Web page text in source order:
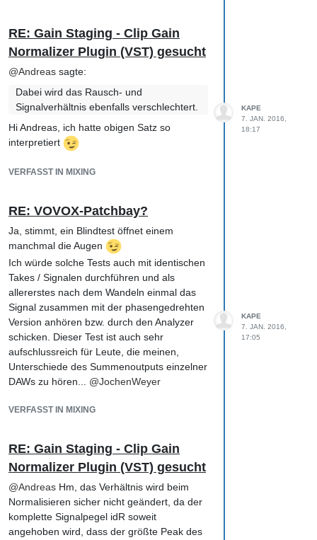
finde ich den stetigen Vergleich mit gut
gemasterten Referenztracks unabdingbar,
um sich im gewissen Rahmen am Genre-
orientieren. Aber gute Musik lebt halt auch
von der Dynamik, so dass sich der
Abwärtstrend zu sinnvollen Crestwerten von
ca 7-8 mehr und mehr durchsetzt. Es
Medium/Plattform gemastert werden soll, da
Auf dem Mixbus versuche ich hinter dem
Bus-Kompressor bei -3 Peak zu landen,
damit für das Mastering noch Luft ist. Lauter
machen kann man dann immer noch, wobei
Lautheit mMn auch sehr von der
Wahrnehmung abhängt und viele Tracks mit
geringerem Crest von zB 5 leiser wirken als
andere mit zB 8. Ich würde mich da weniger
auf Werte festlegen und auf die eigene
Wahrnehmung setzen.
RE: Gain Staging - Clip Gain
Normalizer Plugin (VST) gesucht
@Andreas sagte:
Dabei wird das Rausch- und
Signalverhältnis ebenfalls verschlechtert.
Hi Andreas, ich hatte obigen Satz so
interpretiert
VERFASST IN MIXING
KAPE
7. JAN. 2016,
18:17
RE: VOVOX-Patchbay?
Ja, stimmt, ein Blindtest öffnet einem
manchmal die Augen
Ich würde solche Tests auch mit identischen
Takes / Signalen durchführen und als
allererstes nach dem Wandeln einmal das
Signal zusammen mit der phasengedrehten
Version anhören bzw. durch den Analyzer
schicken. Dieser Test ist auch sehr
aufschlussreich für Leute, die meinen,
Unterschiede des Summenoutputs einzelner
DAWs zu hören... @JochenWeyer
VERFASST IN MIXING
KAPE
7. JAN. 2016,
17:05
RE: Gain Staging - Clip Gain
Normalizer Plugin (VST) gesucht
@Andreas Hm, das Verhältnis wird beim
Normalisieren sicher nicht geändert, da der
komplette Signalpegel idR soweit
angehoben wird, dass der größte Peak des